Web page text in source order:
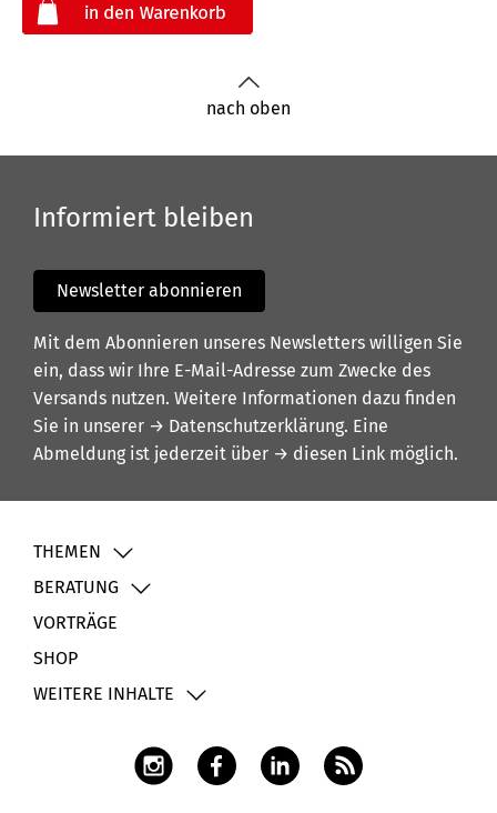
nach oben
Informiert bleiben
Newsletter abonnieren
Mit dem Abonnieren unseres Newsletters willigen Sie
ein, dass wir Ihre E-Mail-Adresse zum Zwecke des
Versands nutzen. Weitere Informationen dazu finden
Sie in unserer → Datenschutzerklärung. Eine
Abmeldung ist jederzeit über → diesen Link möglich.
THEMEN
BERATUNG
VORTRÄGE
SHOP
WEITERE INHALTE